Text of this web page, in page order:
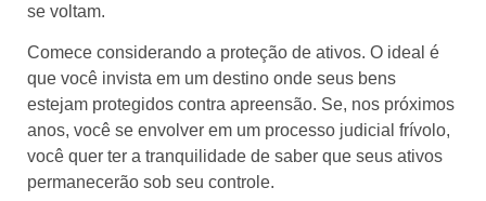
se voltam.
Comece considerando a proteção de ativos. O ideal é
que você invista em um destino onde seus bens
estejam protegidos contra apreensão. Se, nos próximos
anos, você se envolver em um processo judicial frívolo,
você quer ter a tranquilidade de saber que seus ativos
permanecerão sob seu controle.